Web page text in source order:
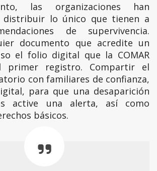
las organizaciones han
distribuir lo único que tienen a
de supervivencia.
documento que acredite un
el folio digital que la COMAR
primer registro. Compartir el
con familiares de confianza,
para que una desaparición
active una alerta, así como
básicos.